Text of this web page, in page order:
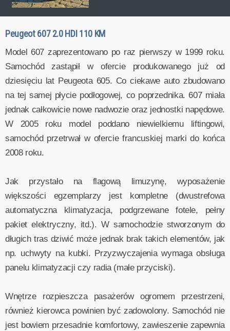
Peugeot 607 2.0 HDI 110 KM
Model 607 zaprezentowano po raz pierwszy w 1999 roku.
Samochód zastąpił w ofercie produkowanego już od
dziesięciu lat Peugeota 605. Co ciekawe auto zbudowano
na tej samej płycie podłogowej, co poprzednika. 607 miała
jednak całkowicie nowe nadwozie oraz jednostki napędowe.
W 2005 roku model poddano niewielkiemu liftingowi,
samochód przetrwał w ofercie francuskiej marki do końca
2008 roku.
Jak przystało na flagową limuzynę, wyposażenie
większości egzemplarzy jest kompletne (dwustrefowa
automatyczna klimatyzacja, podgrzewane fotele, pełny
pakiet elektryczny, itd.). W samochodzie stworzonym do
długich tras dziwić może jednak brak takich elementów, jak
np. uchwyty na kubki. Przyzwyczajenia wymaga obsługa
panelu klimatyzacji czy radia (małe przyciski).
Wnętrze rozpieszcza pasażerów ogromem przestrzeni,
również kierowca powinien być zadowolony. Samochód nie
jest bowiem przesadnie komfortowy, zawieszenie zapewnia